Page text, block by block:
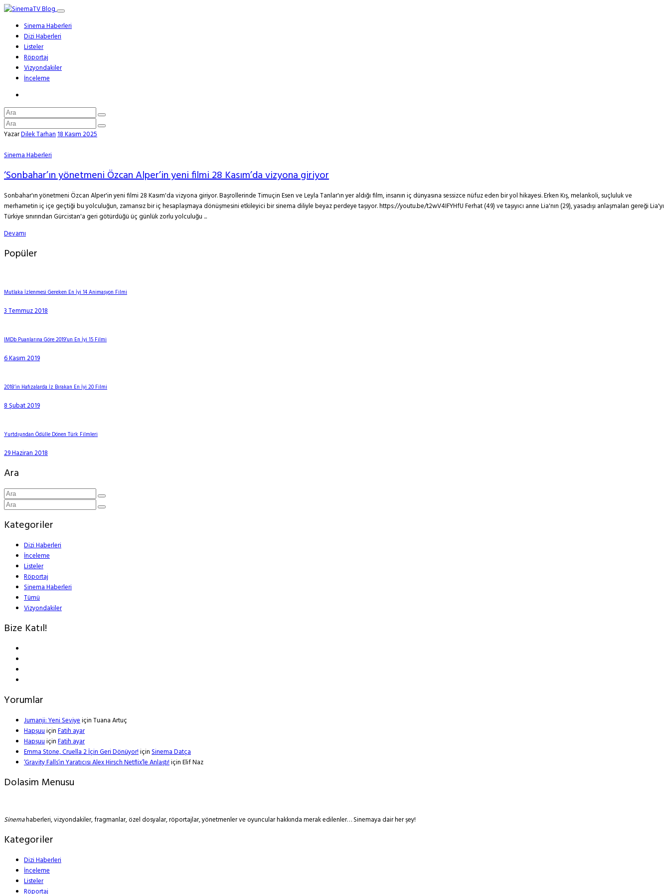
Sinema Haberleri
Dizi Haberleri
Listeler
Röportaj
Vizyondakiler
İnceleme
YazarDilek Tarhan18 Kasım 2025
Sinema Haberleri
‘Sonbahar’ın yönetmeni Özcan Alper’in yeni filmi 28 Kasım’da vizyona giriyor
Sonbahar'ın yönetmeni Özcan Alper'in yeni filmi 28 Kasım'da vizyona giriyor. Başrollerinde Timuçin Esen ve Leyla Tanlar'ın yer aldığı film, insanın iç dünyasına sessizce nüfuz eden bir yol hikayesi. Erken Kış, melankoli, suçluluk ve
merhametin iç içe geçtiği bu yolculuğun, zamansız bir iç hesaplaşmaya dönüşmesini etkileyici bir sinema diliyle beyaz perdeye taşıyor. https://youtu.be/t2wV4IFYHfU Ferhat (49) ve taşıyıcı anne Lia'nın (29), yasadışı anlaşmaları gereği Lia'yı
Türkiye sınırından Gürcistan'a geri götürdüğü üç günlük zorlu yolculuğu ...
Devamı
Popüler
Mutlaka İzlenmesi Gereken En İyi 14 Animasyon Filmi
3 Temmuz 2018
IMDb Puanlarına Göre 2019’un En İyi 15 Filmi
6 Kasım 2019
2018’in Hafızalarda İz Bırakan En İyi 20 Filmi
8 Şubat 2019
Yurtdışından Ödülle Dönen Türk Filmleri
29 Haziran 2018
Ara
Kategoriler
Dizi Haberleri
İnceleme
Listeler
Röportaj
Sinema Haberleri
Tümü
Vizyondakiler
Bize Katıl!
Yorumlar
Jumanji: Yeni SeviyeiçinTuana Artuç
HapşuuiçinFatih ayar
HapşuuiçinFatih ayar
Emma Stone, Cruella 2 İçin Geri Dönüyor!içinSinema Datça
‘Gravity Falls’ın Yaratıcısı Alex Hirsch Netflix’le Anlaştı!içinElif Naz
Dolasim Menusu
Sinemahaberleri, vizyondakiler, fragmanlar, özel dosyalar, röportajlar, yönetmenler ve oyuncular hakkında merak edilenler… Sinemaya dair her şey!
Kategoriler
Dizi Haberleri
İnceleme
Listeler
Röportaj